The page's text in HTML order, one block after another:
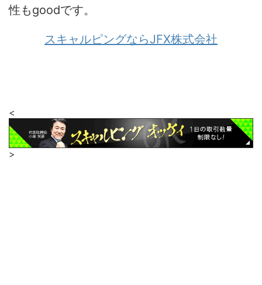
性もgoodです。
スキャルピングならJFX株式会社
<
>